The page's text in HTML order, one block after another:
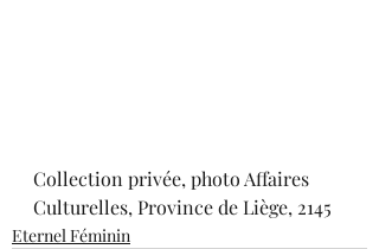
Collection privée, photo Affaires
Culturelles, Province de Liège, 2145
Eternel Féminin